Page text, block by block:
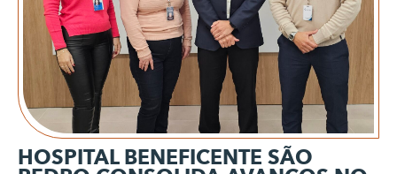
HOSPITAL BENEFICENTE SÃO